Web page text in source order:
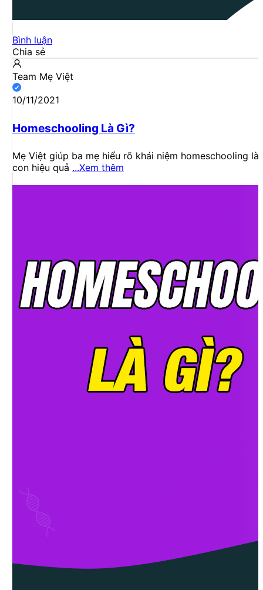
Bình luận
Chia sẻ
Team Mẹ Việt
10/11/2021
Homeschooling Là Gì?
Mẹ Việt giúp ba mẹ hiểu rõ khái niệm homeschooling
con hiệu quả ...Xem thêm